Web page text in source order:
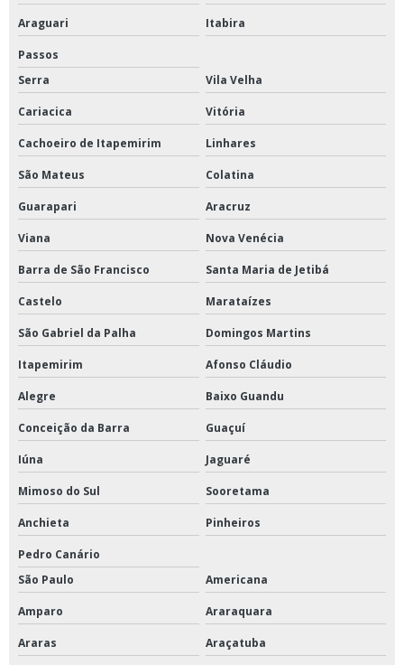
Tubo com costura aço carbono
Tubo de aço carbono preço
Tubo sem costura
Tubos aço carbono galvanizado
Tubos aço carbono preto
Tubos e conexões ranhuradas
Tubos para caldeira
Tubos zona leste
Valvula de bronze
Válvula de esfera
Valvula de esfera inox
Valvula deca
Válvula deca valor
Valvula esfera ferro fundido
Valvula gaveta ferro fundido
Valvula globo 45 graus
Araguari Itabira
Passos
Serra
Vila Velha
Cariacica Vitória
Cachoeiro de Itapemirim Linhares
São Mateus Colatina
Guarapari Aracruz
Viana Nova Venécia
Barra de São Francisco Santa Maria de Jetibá
Castelo Marataízes
São Gabriel da Palha Domingos Martins
Itapemirim Afonso Cláudio
Alegre Baixo Guandu
Conceição da Barra Guaçuí
Iúna Jaguaré
Mimoso do Sul Sooretama
Anchieta Pinheiros
Pedro Canário
São Paulo
Americana
Amparo Araraquara
Araras Araçatuba